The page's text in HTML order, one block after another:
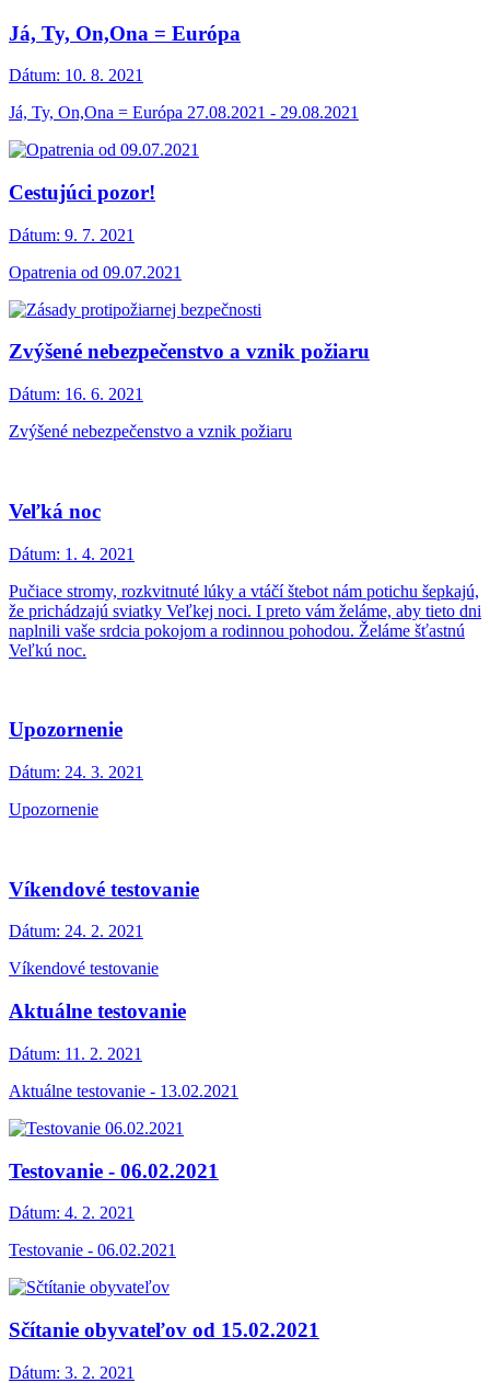
Já, Ty, On,Ona = Európa
Dátum: 10. 8. 2021
Já, Ty, On,Ona = Európa 27.08.2021 - 29.08.2021
Cestujúci pozor!
Dátum: 9. 7. 2021
Opatrenia od 09.07.2021
Zvýšené nebezpečenstvo a vznik požiaru
Dátum: 16. 6. 2021
Zvýšené nebezpečenstvo a vznik požiaru
Veľká noc
Dátum: 1. 4. 2021
Pučiace stromy, rozkvitnuté lúky a vtáčí štebot nám potichu šepkajú,
že prichádzajú sviatky Veľkej noci. I preto vám želáme, aby tieto dni
naplnili vaše srdcia pokojom a rodinnou pohodou. Želáme šťastnú
Veľkú noc.
Upozornenie
Dátum: 24. 3. 2021
Upozornenie
Víkendové testovanie
Dátum: 24. 2. 2021
Víkendové testovanie
Aktuálne testovanie
Dátum: 11. 2. 2021
Aktuálne testovanie - 13.02.2021
Testovanie - 06.02.2021
Dátum: 4. 2. 2021
Testovanie - 06.02.2021
Sčítanie obyvateľov od 15.02.2021
Dátum: 3. 2. 2021